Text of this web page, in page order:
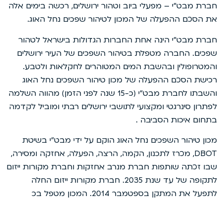
חברת מבט”י – מפעלי ביוב וטהור ירושלים, רכשה בימים אלה
את הסכם ההפעלה של המכון לטיהור שפכים נחל האוג.
חברת מבט”י הינה אחת החברות הגדולות בישראל לטהור
שפכים. החברה מטפלת בטיהור השפכים של העיר ירושלים
והמטרופולין ובהשבת המים המטוהרים לחקלאות ולטבע.
רכישת הסכם ההפעלה של מכון טיהור השפכים נחל האוג
והשבתו לחברת מבט”י (כ-15 שנה לפני הזמן) מהווה השלמה
לפתרון סינרגטי ומקצועי לתושבי ירושלים רבתי ומוביל לקדמה
בתחום איכות הסביבה .
מכון טיהור השפכים נחל האוג הוקם על ידי מבט”י בשיטת
DBOT, מכרז לתכנון, הקמה, הרצה, הפעלה, אחזקה ומסירה,
שבו זכתה שותפות חברת מנרב אחזקות וחברת מקורות ייזום
לתקופה של עד שנת 2035. חברת מקורות ייזום החלה
לתפעל את המתקן בספטמבר 2014. המכון מטפל בכ